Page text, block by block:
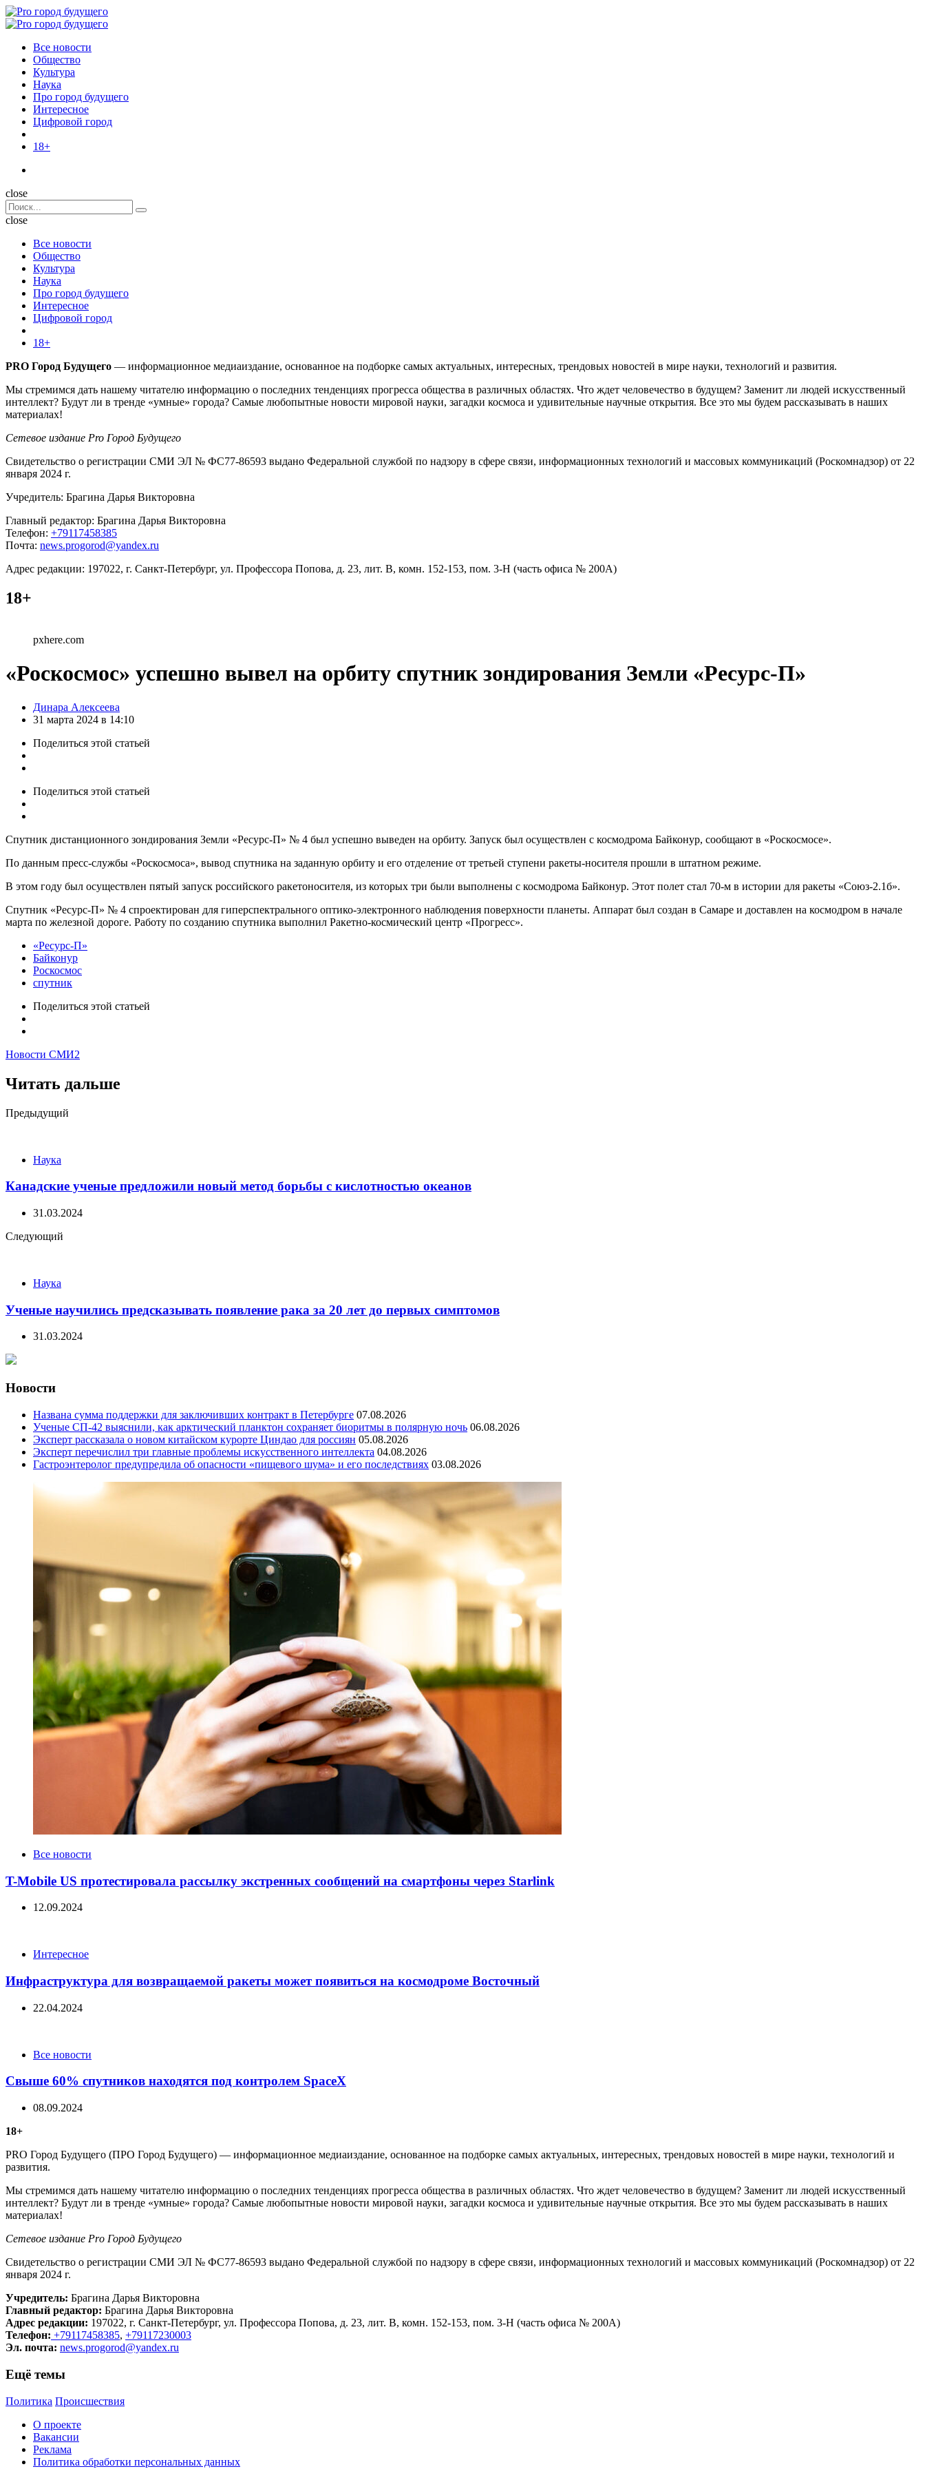
Menu
Поиск
Menu
Pro
Все новости
Общество
Культура
Наука
Про город будущего
Интересное
Цифровой город
18+
Поиск
close
Search
for:
Поиск
close
Все новости
Общество
Культура
Наука
Про город будущего
Интересное
Цифровой город
18+
PRO Город Будущего — информационное медиаиздание, основанное на подборке самых актуальных, интересных, трендовых новостей в мире науки, технологий и развития.
Мы стремимся дать нашему читателю информацию о последних тенденциях прогресса общества в различных областях. Что ждет человечество в будущем? Заменит ли людей искусственный
интеллект? Будут ли в тренде «умные» города? Самые любопытные новости мировой науки, загадки космоса и удивительные научные открытия. Все это мы будем рассказывать в наших
материалах!
Сетевое издание Pro Город Будущего
Свидетельство о регистрации СМИ ЭЛ № ФС77-86593 выдано Федеральной службой по надзору в сфере связи, информационных технологий и массовых коммуникаций (Роскомнадзор) от 22
января 2024 г.
Учредитель: Брагина Дарья Викторовна
Главный редактор: Брагина Дарья Викторовна
Телефон: +79117458385
Почта: news.progorod@yandex.ru
Адрес редакции: 197022, г. Санкт-Петербург, ул. Профессора Попова, д. 23, лит. В, комн. 152-153, пом. 3-Н (часть офиса № 200А)
18+
pxhere.com
«Роскосмос» успешно вывел на орбиту спутник зондирования Земли «Ресурс-П»
Posted
by
Динара Алексеева
31 марта 2024 в 14:10
Поделиться этой статьей
Поделиться этой статьей
Cпутник дистанционного зондирования Земли «Ресурс-П» № 4 был успешно выведен на орбиту. Запуск был осуществлен с космодрома Байконур, сообщают в «Роскосмосе».
По данным пресс-службы «Роскосмоса», вывод спутника на заданную орбиту и его отделение от третьей ступени ракеты-носителя прошли в штатном режиме.
В этом году был осуществлен пятый запуск российского ракетоносителя, из которых три были выполнены с космодрома Байконур. Этот полет стал 70-м в истории для ракеты «Союз-2.1б».
Спутник «Ресурс-П» № 4 спроектирован для гиперспектрального оптико-электронного наблюдения поверхности планеты. Аппарат был создан в Самаре и доставлен на космодром в начале
марта по железной дороге. Работу по созданию спутника выполнил Ракетно-космический центр «Прогресс».
«Ресурс-П»
Байконур
Роскосмос
спутник
Поделиться этой статьей
Новости СМИ2
Читать дальше
Post
Предыдущий
Наука
Канадские ученые предложили новый метод борьбы с кислотностью океанов
31.03.2024
Следующий
Наука
Ученые научились предсказывать появление рака за 20 лет до первых симптомов
31.03.2024
Новости
Названа сумма поддержки для заключивших контракт в Петербурге 07.08.2026
Ученые СП-42 выяснили, как арктический планктон сохраняет биоритмы в полярную ночь 06.08.2026
Эксперт рассказала о новом китайском курорте Циндао для россиян 05.08.2026
Эксперт перечислил три главные проблемы искусственного интеллекта 04.08.2026
Гастроэнтеролог предупредила об опасности «пищевого шума» и его последствиях 03.08.2026
CategoriesВсе новости
T-Mobile US протестировала рассылку экстренных сообщений на смартфоны через Starlink
12.09.2024
CategoriesИнтересное
Инфраструктура для возвращаемой ракеты может появиться на космодроме Восточный
22.04.2024
CategoriesВсе новости
Свыше 60% спутников находятся под контролем SpaceX
08.09.2024
18+
PRO Город Будущего (ПРО Город Будущего) — информационное медиаиздание, основанное на подборке самых актуальных, интересных, трендовых новостей в мире науки, технологий и
развития.
Мы стремимся дать нашему читателю информацию о последних тенденциях прогресса общества в различных областях. Что ждет человечество в будущем? Заменит ли людей искусственный
интеллект? Будут ли в тренде «умные» города? Самые любопытные новости мировой науки, загадки космоса и удивительные научные открытия. Все это мы будем рассказывать в наших
материалах!
Сетевое издание Рrо Город Будущего
Свидетельство о регистрации СМИ ЭЛ № ФС77-86593 выдано Федеральной службой по надзору в сфере связи, информационных технологий и массовых коммуникаций (Роскомнадзор) от 22
января 2024 г.
Учредитель: Брагина Дарья Викторовна
Главный редактор: Брагина Дарья Викторовна
Адрес редакции: 197022, г. Санкт-Петербург, ул. Профессора Попова, д. 23, лит. В, комн. 152-153, пом. 3-Н (часть офиса № 200А)
Телефон: +79117458385, +79117230003
Эл. почта: news.progorod@yandex.ru
Ещё темы
Политика Происшествия
О проекте
Вакансии
Реклама
Политика обработки персональных данных